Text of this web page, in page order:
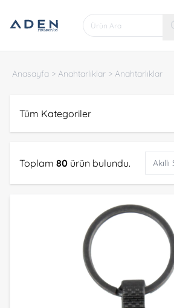
Anasayfa > Anahtarlıklar > Anahtarlıklar
Tüm Kategoriler
Toplam 80 ürün bulundu.